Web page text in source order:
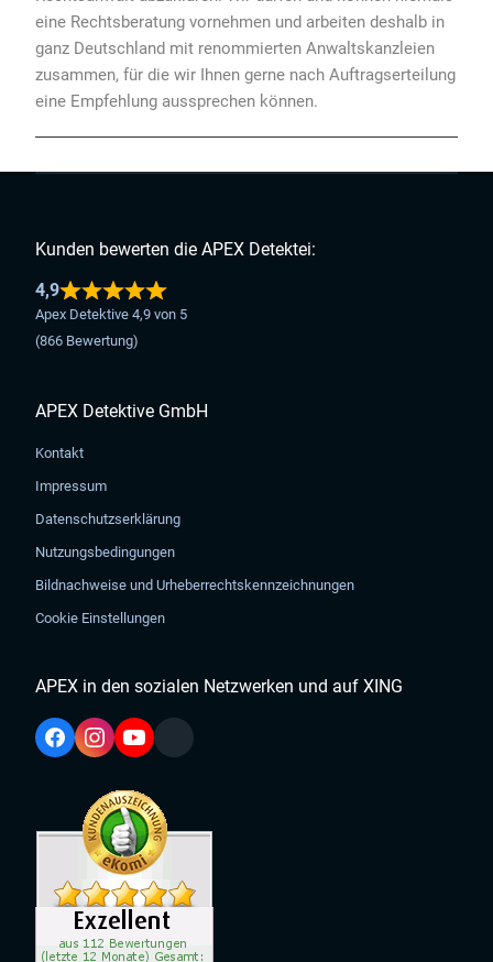
eine Rechtsberatung vornehmen und arbeiten deshalb in
ganz Deutschland mit renommierten Anwaltskanzleien
zusammen, für die wir Ihnen gerne nach Auftragserteilung
eine Empfehlung aussprechen können.
Kunden bewerten die APEX Detektei:
4,9
Apex Detektive 4,9 von 5
(866 Bewertung)
APEX Detektive GmbH
Kontakt
Impressum
Datenschutzserklärung
Nutzungsbedingungen
Bildnachweise und Urheberrechtskennzeichnungen
Cookie Einstellungen
APEX in den sozialen Netzwerken und auf XING